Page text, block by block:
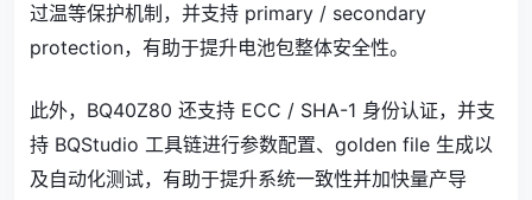
过温等保护机制，并支持 primary / secondary
protection，有助于提升电池包整体安全性。
此外，BQ40Z80 还支持 ECC / SHA-1 身份认证，并支
持 BQStudio 工具链进行参数配置、golden file 生成以
及自动化测试，有助于提升系统一致性并加快量产导